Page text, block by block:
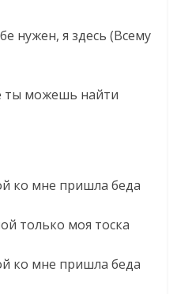
нужен, я здесь (Всему
ты можешь найти
ко мне пришла беда
только моя тоска
ко мне пришла беда